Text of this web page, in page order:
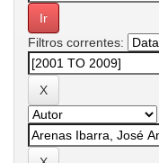
Filtros correntes: